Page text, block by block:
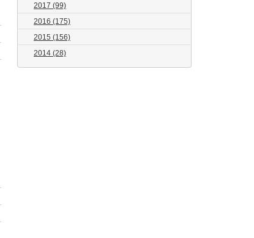
2017 (99)
2016 (175)
2015 (156)
2014 (28)